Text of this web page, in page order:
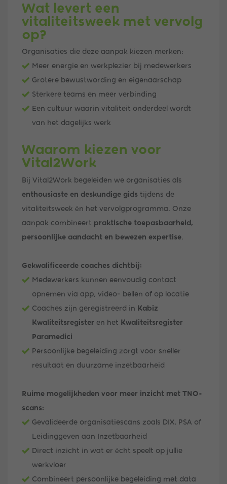
Wat levert een
vitaliteitsweek met vervolg
op?
Organisaties die deze aanpak kiezen merken:
Meer energie en werkplezier bij medewerkers
Grotere bewustwording en eigenaarschap
Sterkere teams en meer verbinding
Een cultuur waarin vitaliteit onderdeel wordt
van het dagelijks werk
Waarom kiezen voor
Vital2Work
Bij Vital2Work begeleiden we organisaties als
enthousiaste en deskundige gids tijdens de
vitaliteitsweek én het vervolgprogramma. Onze
aanpak combineert praktische toepasbaarheid,
persoonlijke aandacht en bewezen expertise
Gekwalificeerde coaches dichtbij:
Medewerkers kunnen eenvoudig contact
opnemen via app, video- bellen of op locatie
Coaches zijn geregistreerd in Kabiz
Kwaliteitsregister en het Kwaliteitsregister
Paramedici
Persoonlijke begeleiding zorgt voor sneller
resultaat en duurzame inzetbaarheid
Ruime mogelijkheden voor meer inzicht met TNO-
scans:
Gevalideerde organisatiescans zoals DIX, PSA of
Leidinggeven aan Inzetbaarheid
Direct inzicht in wat er écht speelt op jullie
werkvloer
Combineert persoonlijke begeleiding met data